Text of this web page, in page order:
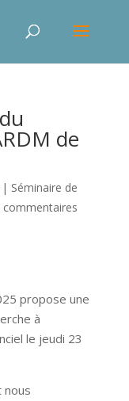
de
Séminaire de
commentaires
propose une
à
le jeudi 23
nous